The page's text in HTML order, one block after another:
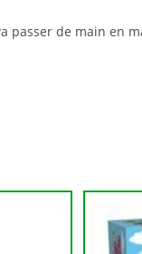
passer de main en